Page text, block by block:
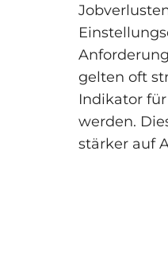
gelten oft
Indikator
werden.
stärker auf